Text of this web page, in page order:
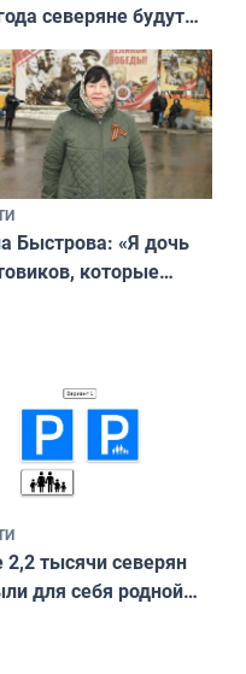
северяне будут
11 дней
Быстрова: «Я дочь
которые
2,2 тысячи северян
для себя родной